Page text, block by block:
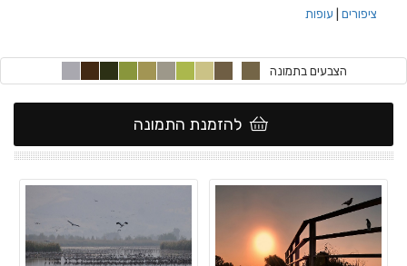
ציפורים עופות
הצבעים בתמונה
להזמנת התמונה